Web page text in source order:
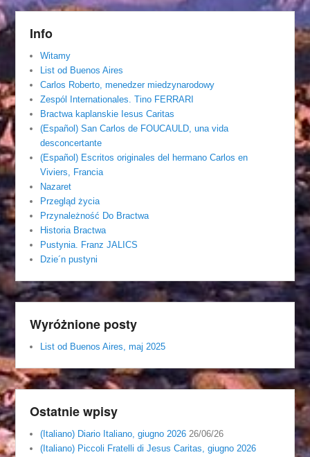
Info
Witamy
List od Buenos Aires
Carlos Roberto, menedzer miedzynarodowy
Zespól Internationales. Tino FERRARI
Bractwa kaplanskie Iesus Caritas
(Español) San Carlos de FOUCAULD, una vida
desconcertante
(Español) Escritos originales del hermano Carlos en
Viviers, Francia
Nazaret
Przegląd życia
Przynależność Do Bractwa
Historia Bractwa
Pustynia. Franz JALICS
Dzie´n pustyni
Wyróżnione posty
List od Buenos Aires, maj 2025
Ostatnie wpisy
(Italiano) Diario Italiano, giugno 2026 26/06/26
(Italiano) Piccoli Fratelli di Jesus Caritas, giugno 2026